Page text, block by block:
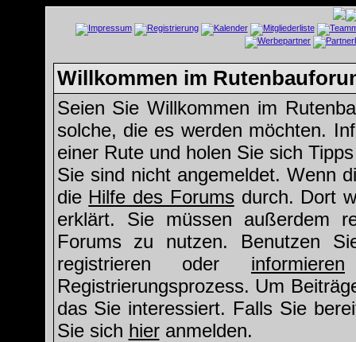
Willkommen im
Seien Sie Willkommen im
solche, die es werden möchten.
einer Rute und holen Sie sich
Sie sind nicht angemeldet. Wenn
die Hilfe des Forums durch. Dort
erklärt. Sie müssen außerdem
Forums zu nutzen. Benutzen
registrieren oder informieren
Registrierungsprozess. Um
das Sie interessiert. Falls Sie
Sie sich hieranmelden.